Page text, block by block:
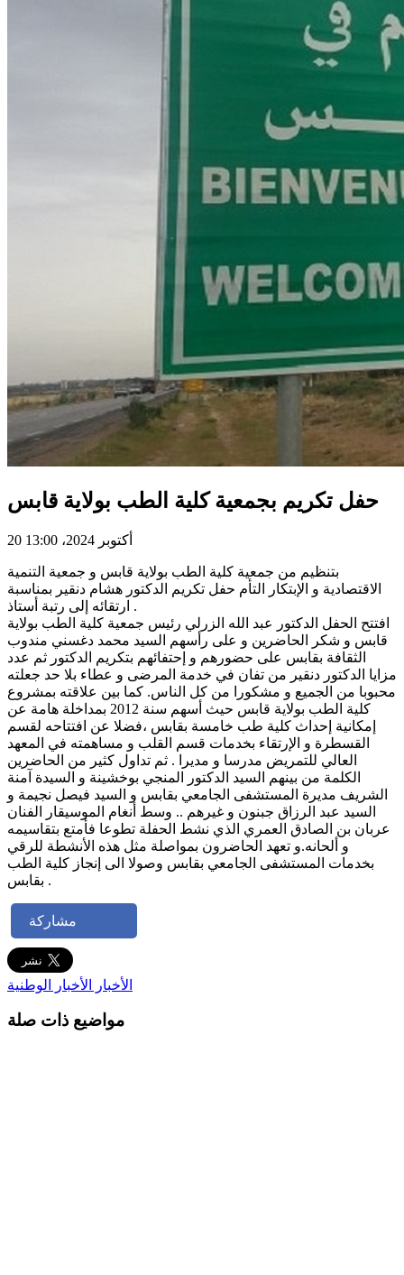
حفل تكريم بجمعية كلية الطب بولاية قابس
20 أكتوبر 2024، 13:00
بتنظيم من جمعية كلية الطب بولاية قابس و جمعية التنمية
الاقتصادية و الإبتكار التأم حفل تكريم الدكتور هشام دنقير بمناسبة
ارتقائه إلى رتبة أستاذ .
افتتح الحفل الدكتور عبد الله الزرلي رئيس جمعية كلية الطب بولاية
قابس و شكر الحاضرين و على رأسهم السيد محمد دغسني مندوب
الثقافة بقابس على حضورهم و إحتفائهم بتكريم الدكتور ثم عدد
مزايا الدكتور دنقير من تفان في خدمة المرضى و عطاء بلا حد جعلته
محبوبا من الجميع و مشكورا من كل الناس. كما بين علاقته بمشروع
كلية الطب بولاية قابس حيث أسهم سنة 2012 بمداخلة هامة عن
إمكانية إحداث كلية طب خامسة بقابس ،فضلا عن افتتاحه لقسم
القسطرة و الإرتقاء بخدمات قسم القلب و مساهمته في المعهد
العالي للتمريض مدرسا و مديرا . ثم تداول كثير من الحاضرين
الكلمة من بينهم السيد الدكتور المنجي بوخشينة و السيدة آمنة
الشريف مديرة المستشفى الجامعي بقابس و السيد فيصل نجيمة و
السيد عبد الرزاق جبنون و غيرهم .. وسط أنغام الموسيقار الفنان
عربان بن الصادق العمري الذي نشط الحفلة تطوعا فأمتع بتقاسيمه
و ألحانه.و تعهد الحاضرون بمواصلة مثل هذه الأنشطة للرقي
بخدمات المستشفى الجامعي بقابس وصولا الى إنجاز كلية الطب
بقابس .
مشاركة
الأخبار الأخبار الوطنية
مواضيع ذات صلة